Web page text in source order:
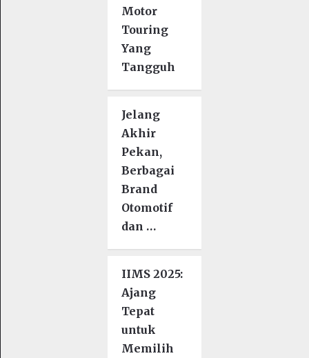
Motor
Touring
Yang
Tangguh
Jelang
Akhir
Pekan,
Berbagai
Brand
Otomotif
dan …
IIMS 2025:
Ajang
Tepat
untuk
Memilih